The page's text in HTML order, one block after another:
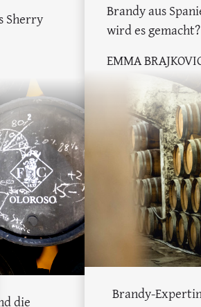
Sherry
die
Brandy aus
wird es gemacht?
EMMA
Brandy-